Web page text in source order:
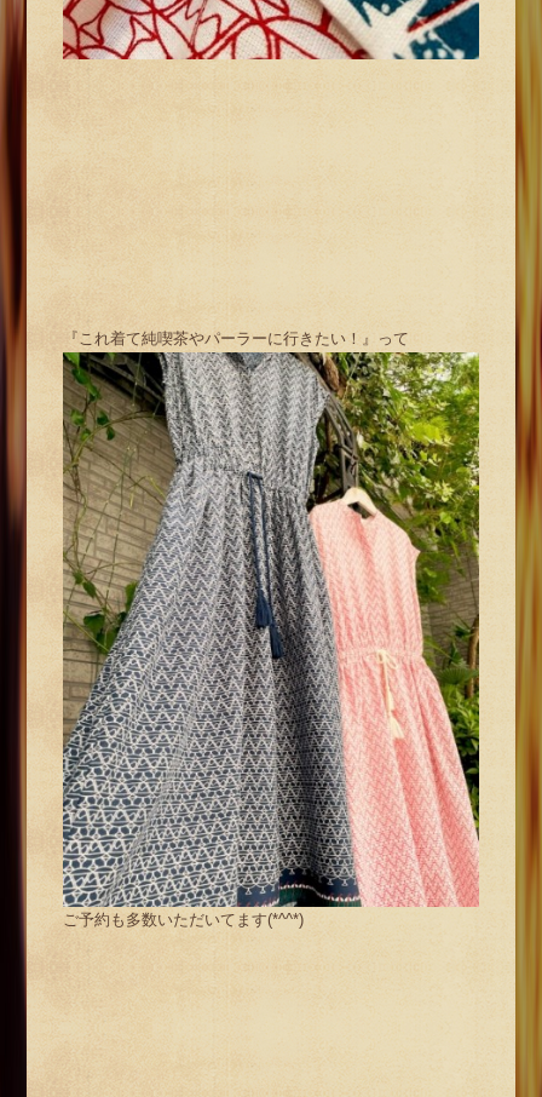
『これ着て純喫茶やパーラーに行きたい！』って
ご予約も多数いただいてます(*^^*)